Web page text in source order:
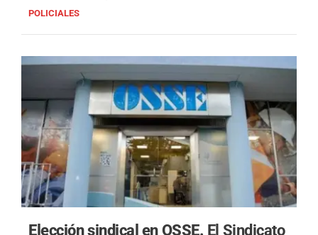
POLICIALES
Elección sindical en OSSE. El Sindicato